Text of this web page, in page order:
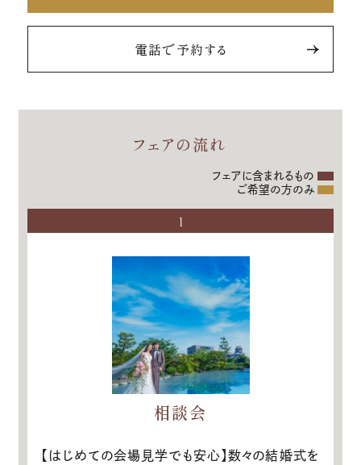
電話で予約する
フェアの流れ
フェアに含まれるもの
ご希望の方のみ
1
相談会
【はじめての会場見学でも安心】数々の結婚式を